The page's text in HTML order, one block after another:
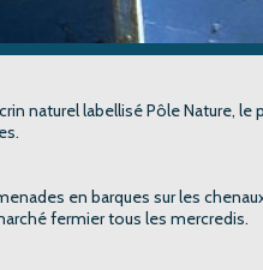
naturel labellisé Pôle Nature,
en barques sur les
fermier tous les mercredis.